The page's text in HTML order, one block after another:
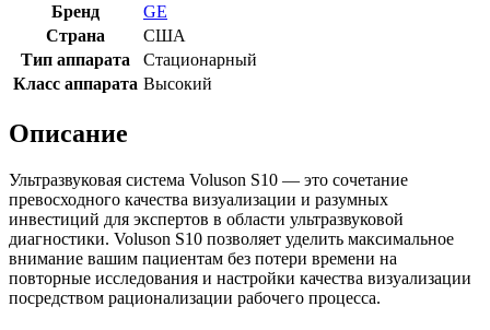
Бренд
GE
Страна
США
Тип аппарата
Стационарный
Класс аппарата Высокий
Описание
Ультразвуковая система Voluson S10 — это сочетание
превосходного качества визуализации и разумных
инвестиций для экспертов в области ультразвуковой
диагностики. Voluson S10 позволяет уделить максимальное
внимание вашим пациентам без потери времени на
повторные исследования и настройки качества визуализации
посредством рационализации рабочего процесса.